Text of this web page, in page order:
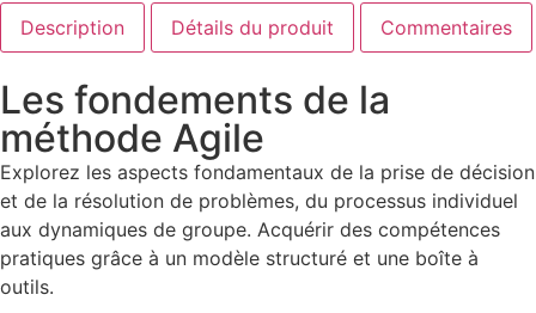
Description Détails du produit Commentaires
Les fondements de la
méthode Agile
Explorez les aspects fondamentaux de la prise de décision
et de la résolution de problèmes, du processus individuel
aux dynamiques de groupe. Acquérir des compétences
pratiques grâce à un modèle structuré et une boîte à
outils.